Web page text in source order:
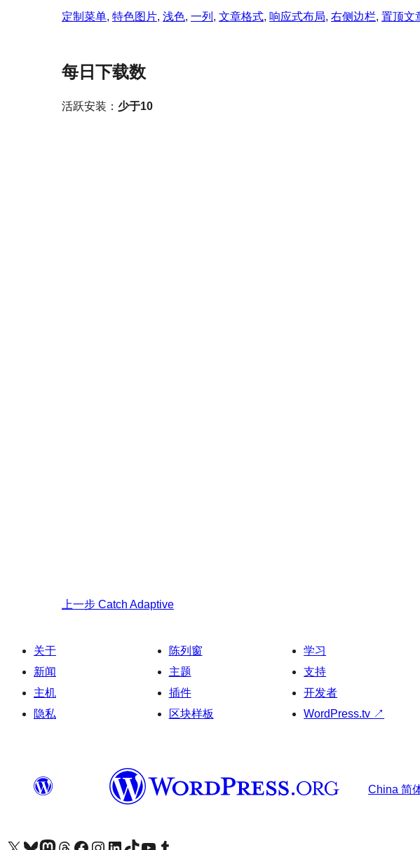
定制菜单, 特色图片, 浅色, 一列 , 文章格式, 响应式布局, 右侧边栏, 置顶文
每日下载数
活跃安装： 少于10
上一步 Catch Adaptive
关于
新闻
主机
隐私
陈列窗
主题
插件
区块样板
学习
支持
开发者
WordPress.tv ↗
China 简